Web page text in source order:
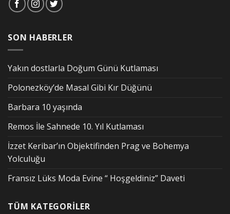
SON HABERLER
Yakın dostlarla Doğum Günü Kutlaması
Polonezköy’de Masal Gibi Kır Düğünü
Barbara 10 yaşında
Remos İle Sahnede 10. Yıl Kutlaması
İzzet Keribar’ın Objektifinden Prag ve Bohemya
Yolculuğu
Fransız Lüks Moda Evine “ Hoşgeldiniz” Daveti
TÜM KATEGORİLER